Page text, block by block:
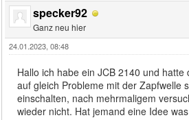
specker92
Ganz neu hier
24.01.2023, 08:48
Hallo ich habe ein JCB 2140 und
auf gleich Probleme mit der Zapfwelle
einschalten, nach mehrmaligem
wieder nicht. Hat jemand eine Idee